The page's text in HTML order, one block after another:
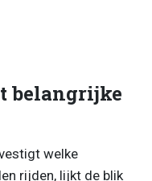
belangrijke
welke
rijden, lijkt de blik